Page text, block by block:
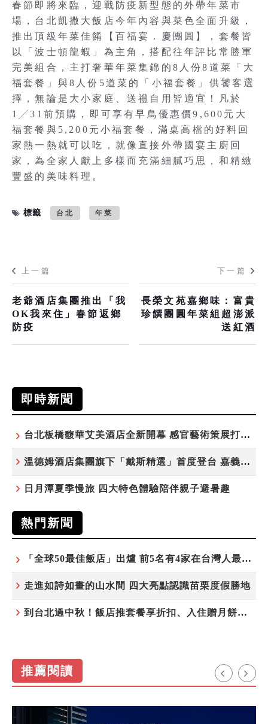
春節即將來臨，迎戰防疫新型態的外帶年菜市
場，台北凱撒大飯店今年內容與菜色全面升級，
推出頂級年菜佳餚【百福宴．慶團圓】，套餐皆
以「波士頓龍蝦」為主角，搭配往年評比常勝軍
完美組合，主打奢華年菜集錦的8人份8道菜「大
福套餐」與8人份5道菜的「小福套餐」供饕客選
擇，無論是大小家庭、送禮自用皆適宜！凡於
1╱31前預購，即可享有早鳥優惠價9,600元大
福套餐與5,200元小福套餐，滿桌高檔的好料回
家熱一熱就可以吃，就像直接外帶國宴主廚回
家，為全家人獻上多樣而充滿細膩巧思，和精緻
豐盛的美味料理。
標籤 台北 年菜
上一篇
老爺酒店集團推出「我
OK我來住」春節返鄉
防疫
下一篇
長榮文苑嘉鄉味：富貴
珍饌團圓年菜組超澎派
送紅酒
即時新聞
台北板橋馥華艾美酒店全新開幕 感官藝術策展打造旅居新風格
溫德姆酒店集團旗下「戴斯精選」首度登台 嘉義首店揭新幕
日月潭夏季慢旅 四大特色體驗陪伴親子避暑趣
熱門新聞
「全球50最佳飯店」出爐 前5名有4家在台灣人最常去的城市！
走進如詩如畫的山水間 四大亮點認識苗栗度假勝地
到台北過中秋！飯店推套餐享折扣、入住贈月餅禮盒
推薦閱讀